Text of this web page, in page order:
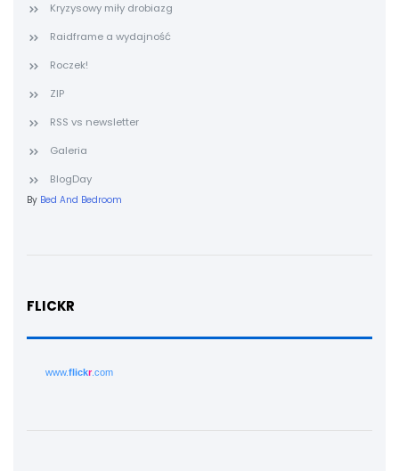
Kryzysowy miły drobiazg
Raidframe a wydajność
Roczek!
ZIP
RSS vs newsletter
Galeria
BlogDay
By Bed And Bedroom
FLICKR
www.flickr.com